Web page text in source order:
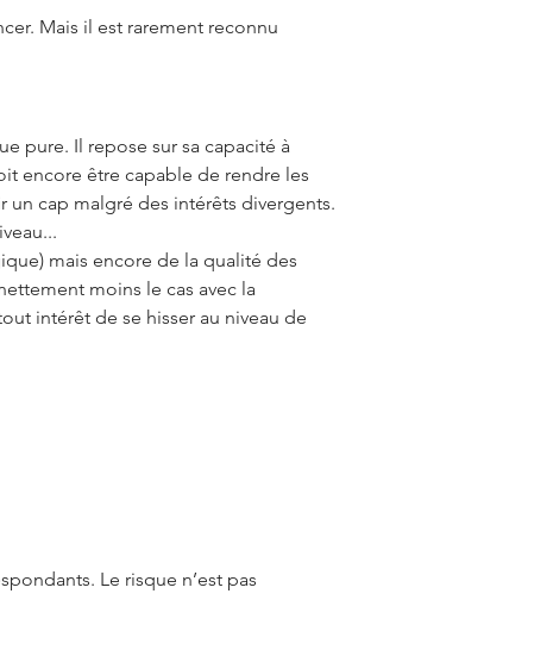
Mais il est rarement reconnu
pure. Il repose sur sa capacité à
encore être capable de rendre les
cap malgré des intérêts divergents.
mais encore de la qualité des
moins le cas avec la
intérêt de se hisser au niveau de
Le risque n’est pas